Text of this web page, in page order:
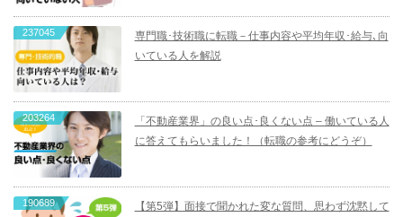
237045
専門職･技術職に転職－仕事内容や平均年収･給与､向
いている人を解説
203264
「不動産業界」の良い点･良くない点 – 働いている人
に答えてもらいました！（転職の参考にどうぞ）
190689
【第5弾】面接で聞かれた変な質問、思わず沈黙して